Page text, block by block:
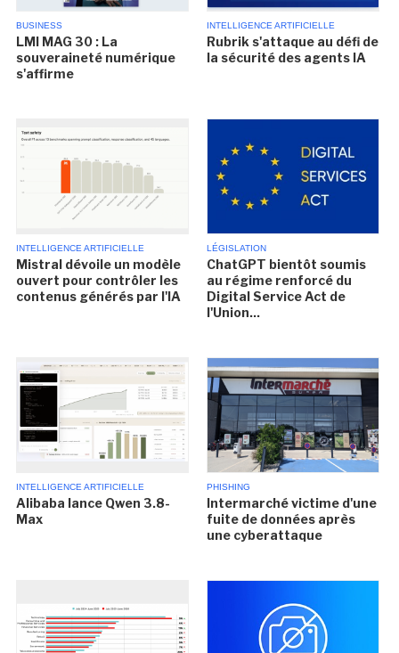
BUSINESS
LMI MAG 30 : La
souveraineté numérique
s'affirme
INTELLIGENCE ARTIFICIELLE
Rubrik s'attaque au défi de
la sécurité des agents IA
INTELLIGENCE ARTIFICIELLE
Mistral dévoile un modèle
ouvert pour contrôler les
contenus générés par l'IA
LÉGISLATION
ChatGPT bientôt soumis
au régime renforcé du
Digital Service Act de
l'Union...
INTELLIGENCE ARTIFICIELLE
Alibaba lance Qwen 3.8-
Max
PHISHING
Intermarché victime d'une
fuite de données après
une cyberattaque